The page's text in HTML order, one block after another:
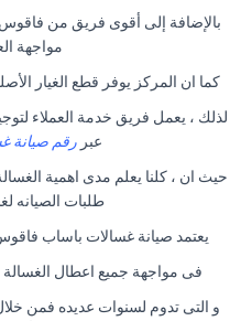
بالإضافة إلى أقوى فريق من فاقوس
مواجهة
كما ان المركز يوفر قطع الغيار
لذلك ، يعمل فريق خدمة العملاء
عبر رقم صيانة
حيث ان ، كلنا يعلم مدى اهمية
طلبات الصيانه
يعتمد صيانة غسالات باساب
فى مواجهة جميع اعطال الغسالة
و التى تدوم لسنوات عديده فمن